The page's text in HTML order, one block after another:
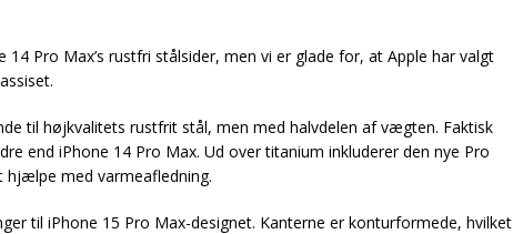
Pro Max’s rustfri stålsider, men vi er glade for, at Apple har valgt
til højkvalitets rustfrit stål, men med halvdelen af vægten. Faktisk
end iPhone 14 Pro Max. Ud over titanium inkluderer den nye Pro
hjælpe med varmeafledning.
til iPhone 15 Pro Max-designet. Kanterne er konturformede, hvilket